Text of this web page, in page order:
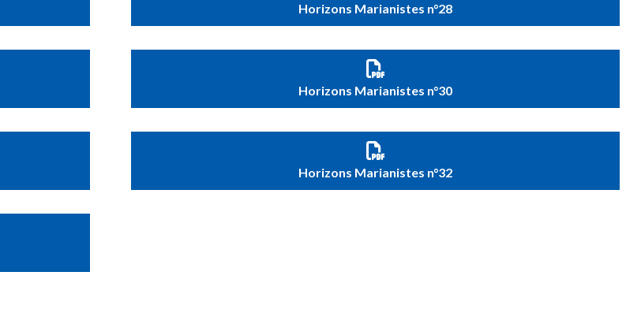
Horizons Marianistes n°28
Horizons Marianistes n°30
Horizons Marianistes n°32